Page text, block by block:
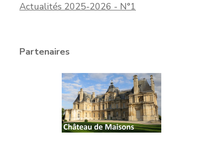
Actualités 2025-2026 - N°1
Partenaires